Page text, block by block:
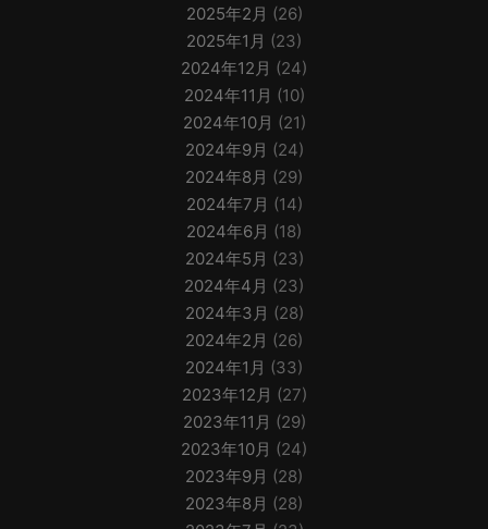
2025年2月 (26)
2025年1月 (23)
2024年12月 (24)
2024年11月 (10)
2024年10月 (21)
2024年9月 (24)
2024年8月 (29)
2024年7月 (14)
2024年6月 (18)
2024年5月 (23)
2024年4月 (23)
2024年3月 (28)
2024年2月 (26)
2024年1月 (33)
2023年12月 (27)
2023年11月 (29)
2023年10月 (24)
2023年9月 (28)
2023年8月 (28)